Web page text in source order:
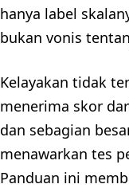
hanya label
bukan vonis
Kelayakan tidak
menerima skor
dan sebagian
menawarkan tes
Panduan ini